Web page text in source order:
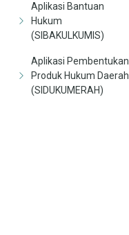
Aplikasi Bantuan
Hukum
(SIBAKULKUMIS)
Aplikasi Pembentukan
Produk Hukum Daerah
(SIDUKUMERAH)